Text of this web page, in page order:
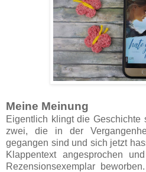
Meine Meinung
Eigentlich klingt die Geschichte
zwei, die in der
gegangen sind und sich jetzt
Klappentext angesprochen
Rezensionsexemplar